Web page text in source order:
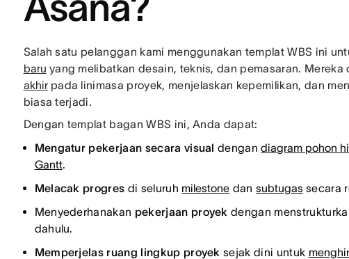
Salah satu pelanggan kami menggunakan templat WBS ini
baru yang melibatkan desain, teknis, dan pemasaran.
akhirpada linimasa proyek, menjelaskan kepemilikan, dan
biasa terjadi.
Dengan templat bagan WBS ini, Anda dapat:
Mengatur pekerjaan secara visual dengandiagram pohon
Gantt.
Melacak progres di seluruh milestone dan subtugas secara
Menyederhanakan pekerjaan proyek dengan
dahulu.
Memperjelas ruang lingkup proyek sejak dini untuk